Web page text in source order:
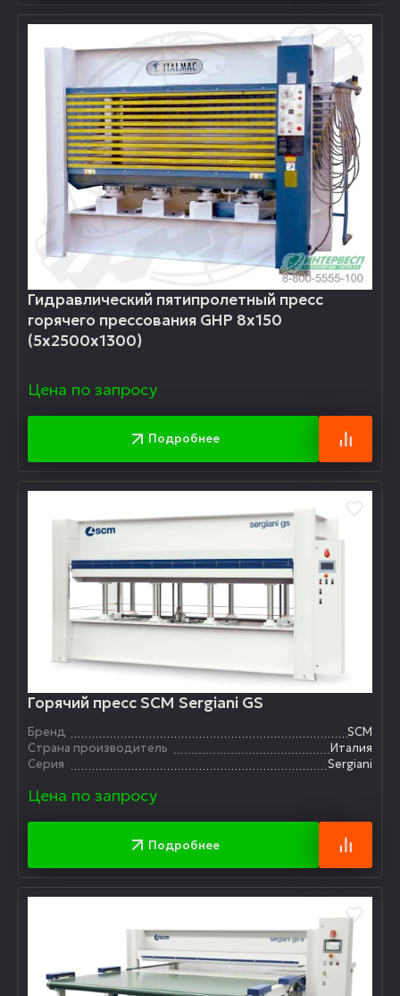
Гидравлический пятипролетный пресс
горячего прессования GHP 8х150
(5x2500x1300)
Цена по запросу
Подробнее
Горячий пресс SCM Sergiani GS
Бренд
SCM
Страна производитель
Италия
Серия
Sergiani
Цена по запросу
Подробнее